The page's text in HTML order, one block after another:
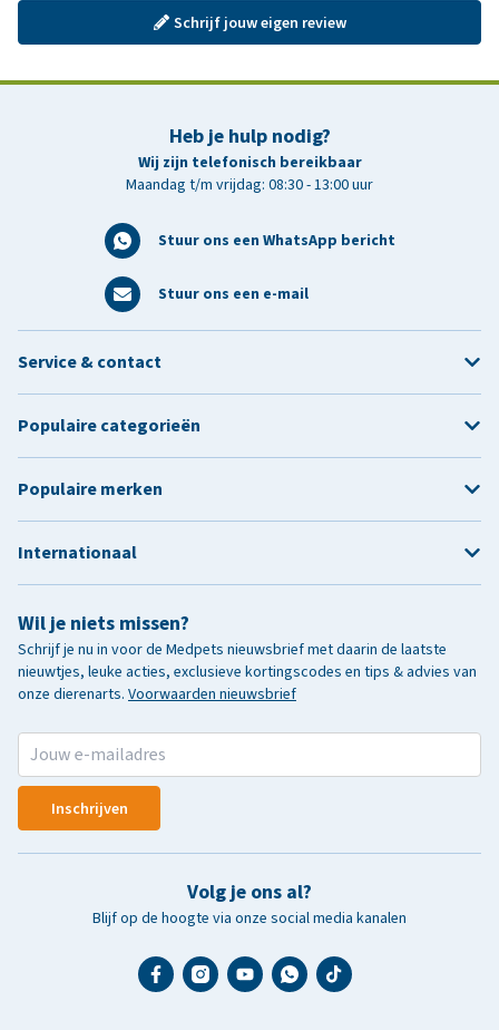
Schrijf jouw eigen review
Heb je hulp nodig?
Wij zijn telefonisch bereikbaar
Maandag t/m vrijdag: 08:30 - 13:00 uur
Stuur ons een WhatsApp bericht
Stuur ons een e-mail
Wil je niets missen?
Schrijf je nu in voor de Medpets nieuwsbrief met daarin de laatste
nieuwtjes, leuke acties, exclusieve kortingscodes en tips & advies van
onze dierenarts. Voorwaarden nieuwsbrief
Inschrijven
Volg je ons al?
Blijf op de hoogte via onze social media kanalen
Service & contact
Populaire categorieën
Populaire merken
Internationaal